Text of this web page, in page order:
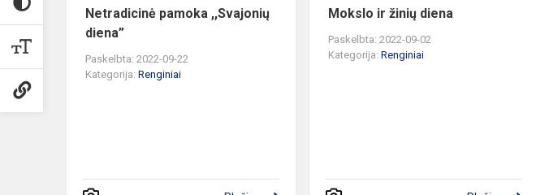
Netradicinė pamoka ,,Svajonių
diena”
Paskelbta: 2022-09-22
Kategorija: Renginiai
Mokslo ir žinių diena
Paskelbta: 2022-09-02
Kategorija:Renginiai